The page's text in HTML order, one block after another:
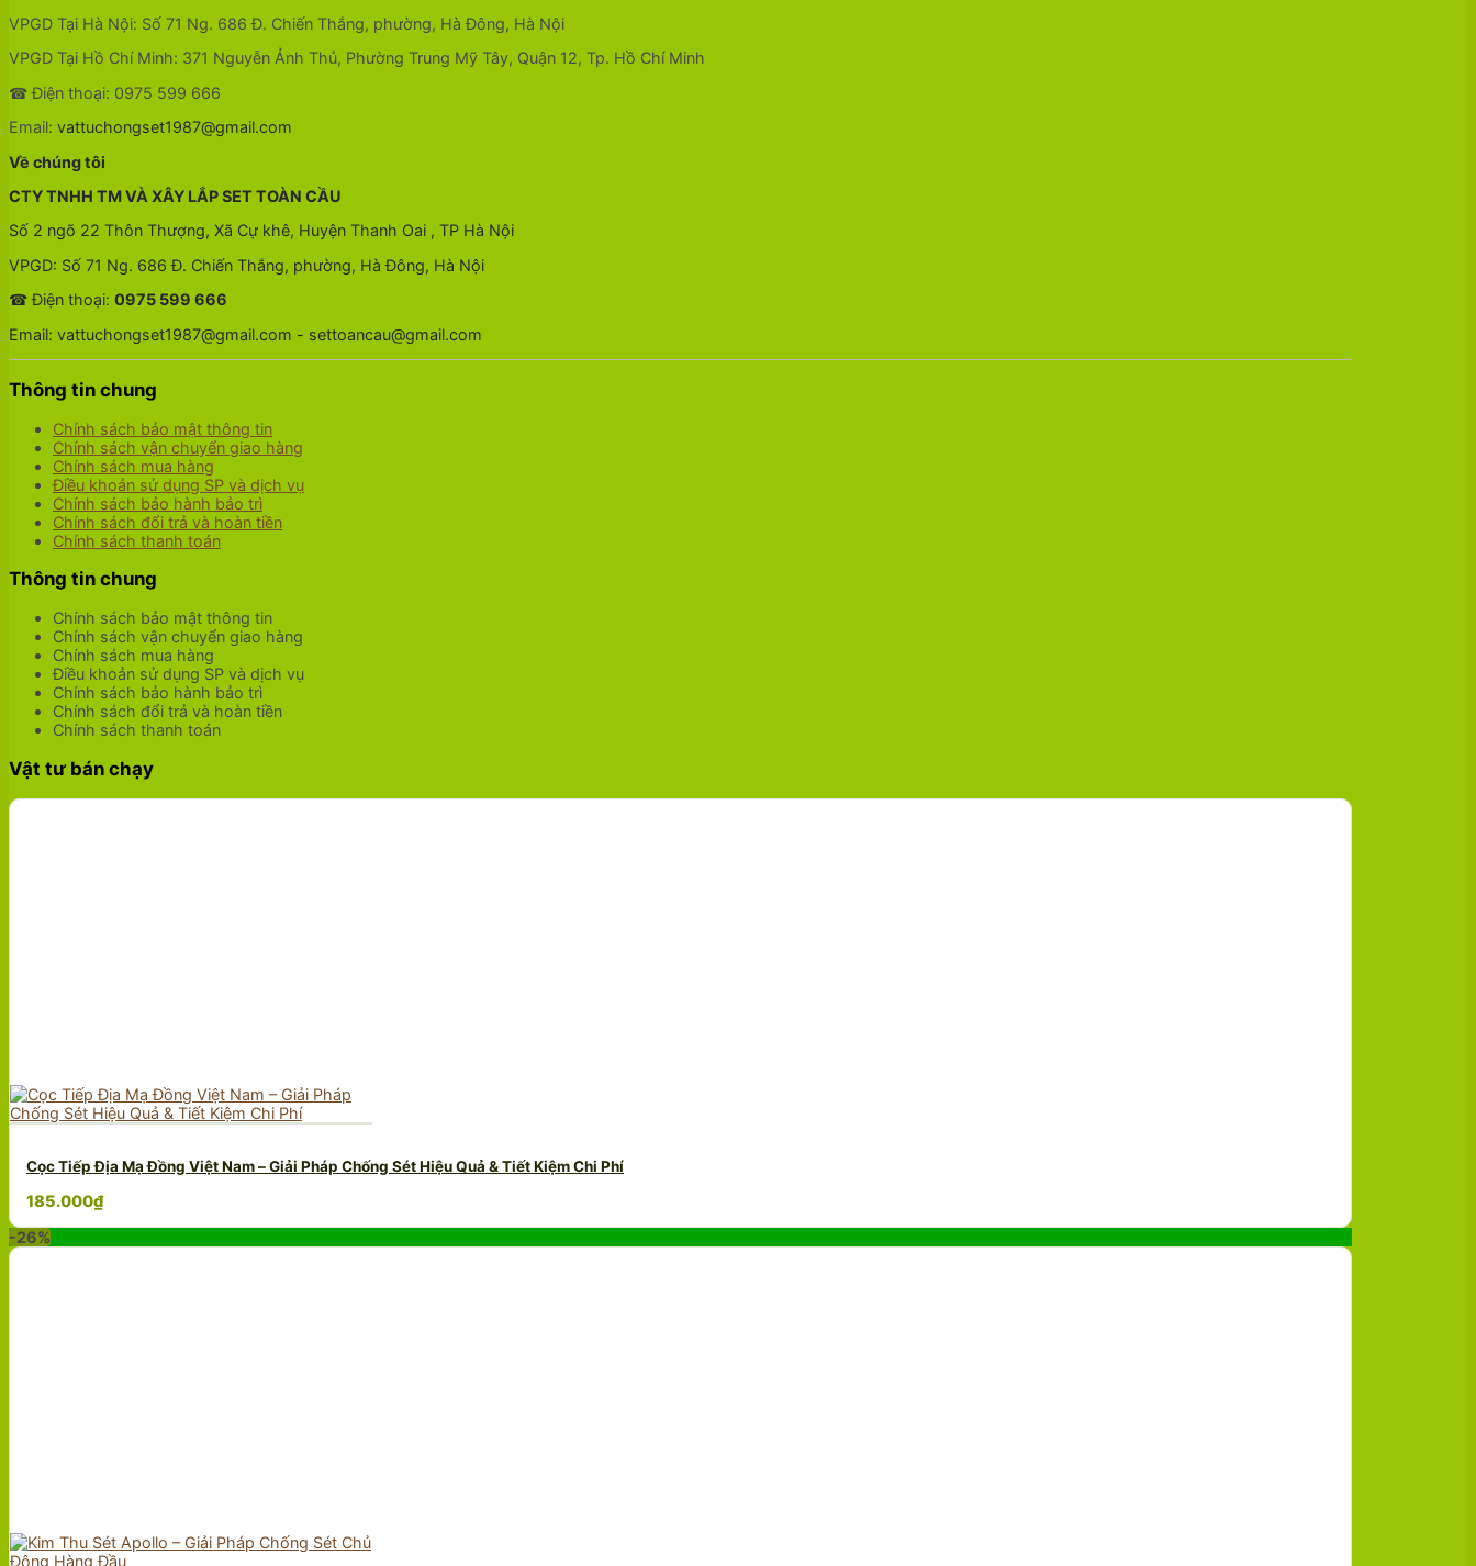
VPGD Tại Hà Nội: Số 71 Ng. 686 Đ. Chiến Thắng, phường, Hà Đông, Hà Nội
VPGD Tại Hồ Chí Minh: 371 Nguyễn Ảnh Thủ, Phường Trung Mỹ Tây, Quận 12, Tp. Hồ Chí Minh
☎ Điện thoại: 0975 599 666
Email: vattuchongset1987@gmail.com
Về chúng tôi
CTY TNHH TM VÀ XÂY LẮP SET TOÀN CẦU
Số 2 ngõ 22 Thôn Thượng, Xã Cự khê, Huyện Thanh Oai , TP Hà Nội
VPGD: Số 71 Ng. 686 Đ. Chiến Thắng, phường, Hà Đông, Hà Nội
☎ Điện thoại: 0975 599 666
Email: vattuchongset1987@gmail.com - settoancau@gmail.com
Thông tin chung
Chính sách bảo mật thông tin
Chính sách vận chuyển giao hàng
Chính sách mua hàng
Điều khoản sử dụng SP và dịch vụ
Chính sách bảo hành bảo trì
Chính sách đổi trả và hoàn tiền
Chính sách thanh toán
Thông tin chung
Chính sách bảo mật thông tin
Chính sách vận chuyển giao hàng
Chính sách mua hàng
Điều khoản sử dụng SP và dịch vụ
Chính sách bảo hành bảo trì
Chính sách đổi trả và hoàn tiền
Chính sách thanh toán
Vật tư bán chạy
Cọc Tiếp Địa Mạ Đồng Việt Nam – Giải Pháp Chống Sét Hiệu Quả & Tiết Kiệm Chi Phí
185.000₫
-26%